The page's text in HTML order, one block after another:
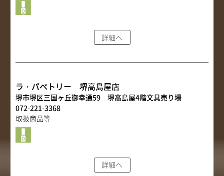
詳細へ
ラ・パペトリー 堺高島屋店
堺市堺区三国ヶ丘御幸通59 堺高島屋4階文具売り場
072-221-3368
取扱商品等
詳細へ